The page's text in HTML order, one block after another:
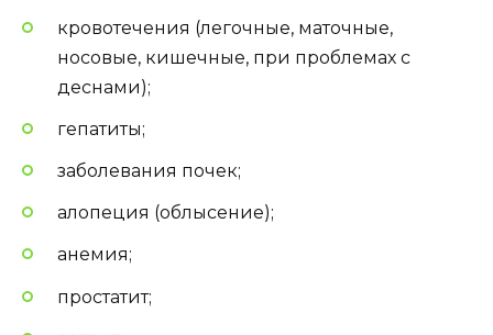
кровотечения (легочные, маточные,
носовые, кишечные, при проблемах с
деснами);
гепатиты;
заболевания почек;
алопеция (облысение);
анемия;
простатит;